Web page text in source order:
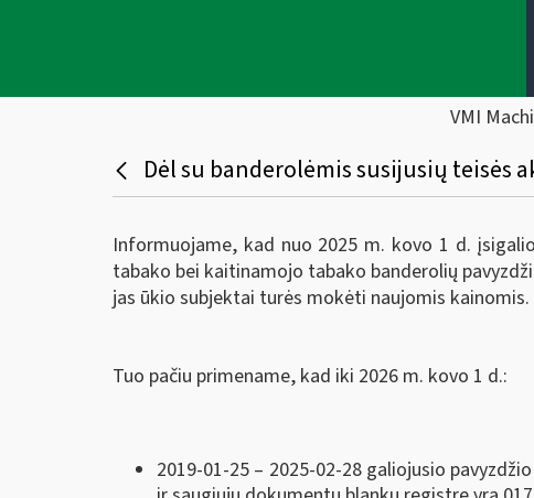
VMI
Dėl su banderolėmis susijusių teisės
Informuojame, kad nuo 2025 m. kovo 1 d.
tabako bei kaitinamojo tabako banderolių
jas ūkio subjektai turės mokėti naujomis kainomis.
Tuo pačiu primename, kad iki 2026 m. kovo 1 d.:
2019-01-25 – 2025-02-28 galiojusio